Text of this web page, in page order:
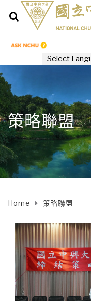
策略聯盟
Home 策略聯盟